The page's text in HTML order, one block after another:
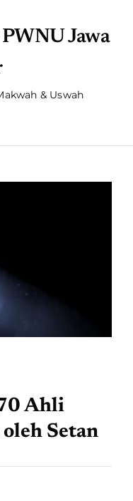
Jawa
& Uswah
Ahli
Setan